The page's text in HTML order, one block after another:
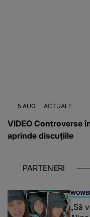
5 AUG ACTUALE
VIDEO Controverse
aprinde discuțiile
PARTENERI
„Să